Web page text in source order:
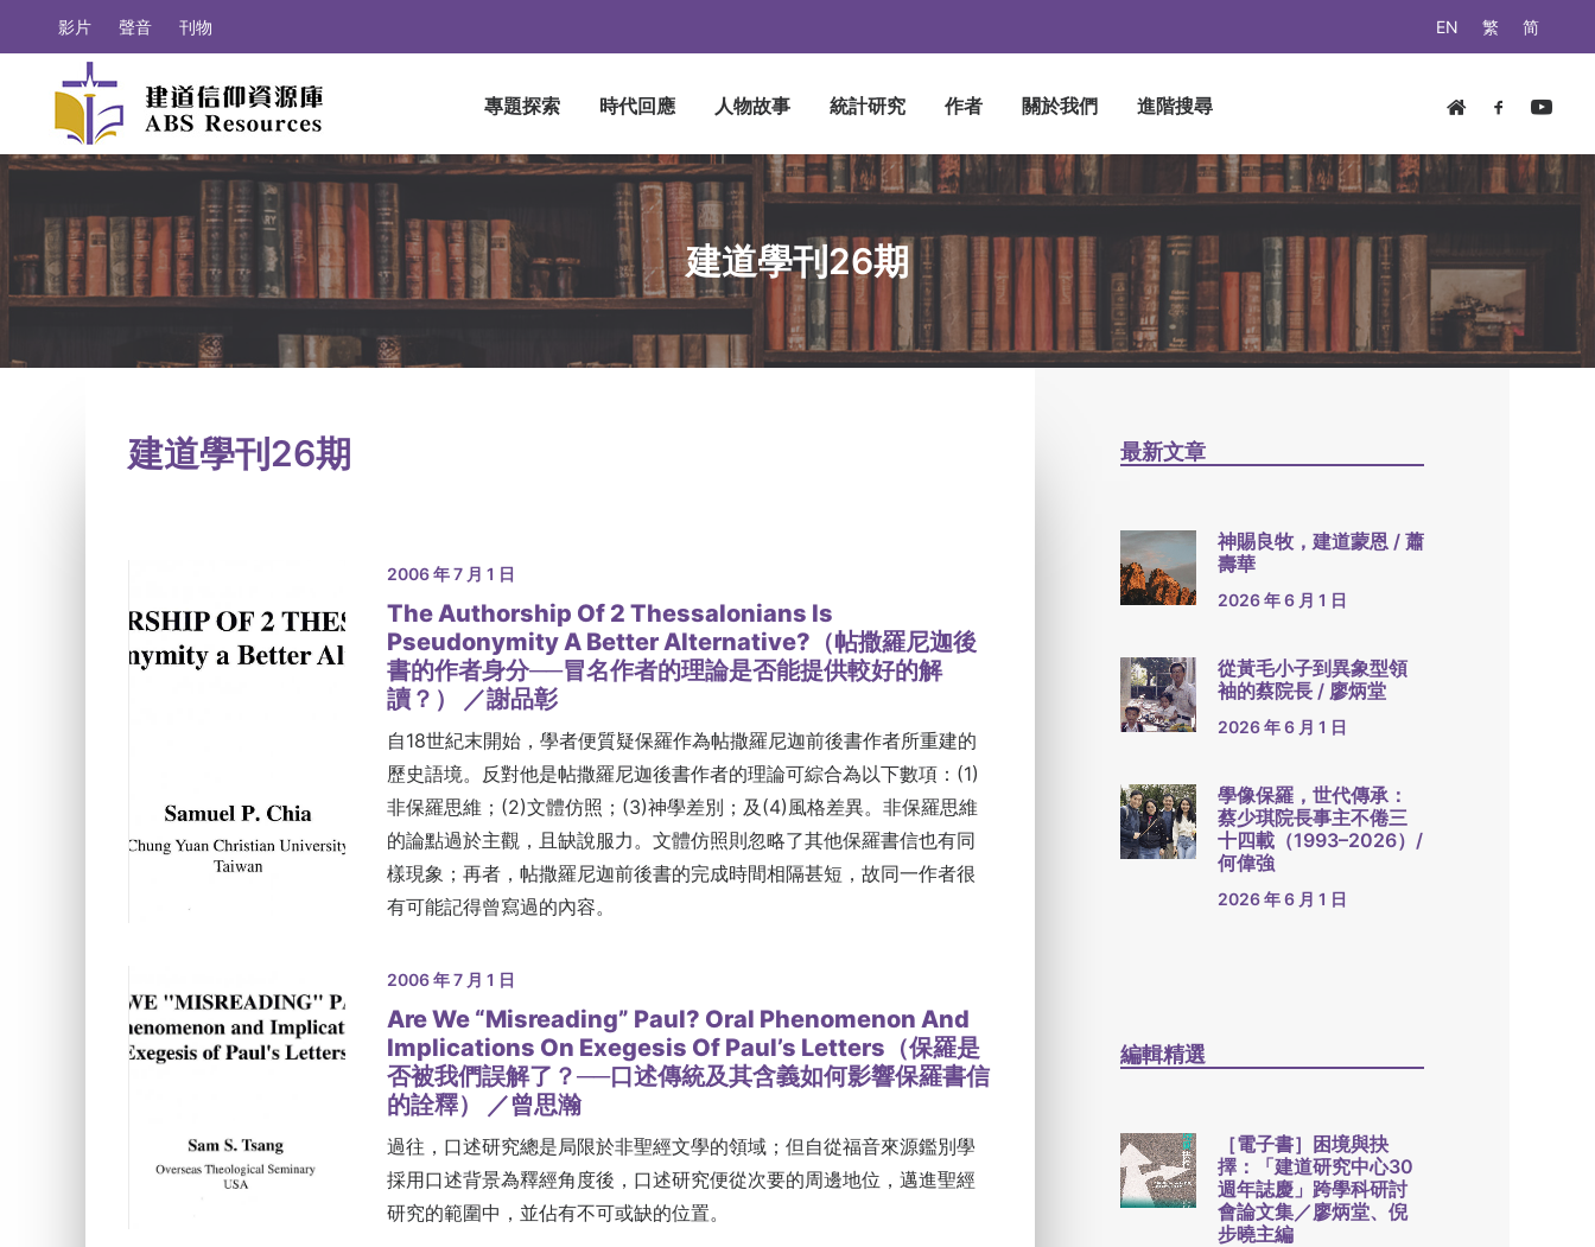
EN 繁 简
影片 聲音 刊物
專題探索 時代回應 人物故事 統計研究 作者 關於我們 進階搜尋
建道學刊26期
建道學刊26期
2006 年 7 月 1 日
The Authorship Of 2 Thessalonians Is
Pseudonymity A Better Alternative?（帖撒羅尼迦後
書的作者身分──冒名作者的理論是否能提供較好的解
讀？） ／謝品彰
自18世紀末開始，學者便質疑保羅作為帖撒羅尼迦前後書作者所重建的
歷史語境。反對他是帖撒羅尼迦後書作者的理論可綜合為以下數項：(1)
非保羅思維；(2)文體仿照；(3)神學差別；及(4)風格差異。非保羅思維
的論點過於主觀，且缺說服力。文體仿照則忽略了其他保羅書信也有同
樣現象；再者，帖撒羅尼迦前後書的完成時間相隔甚短，故同一作者很
有可能記得曾寫過的內容。
2006 年 7 月 1 日
Are We “Misreading” Paul? Oral Phenomenon And
Implications On Exegesis Of Paul’s Letters（保羅是
否被我們誤解了？──口述傳統及其含義如何影響保羅書信
的詮釋） ／曾思瀚
過往，口述研究總是局限於非聖經文學的領域；但自從福音來源鑑別學
採用口述背景為釋經角度後，口述研究便從次要的周邊地位，邁進聖經
研究的範圍中，並佔有不可或缺的位置。
最新文章
神賜良牧，建道蒙恩 / 蕭
壽華
2026 年 6 月 1 日
從黃毛小子到異象型領
袖的蔡院長 / 廖炳堂
2026 年 6 月 1 日
學像保羅，世代傳承：
蔡少琪院長事主不倦三
十四載（1993–2026）/
何偉強
2026 年 6 月 1 日
編輯精選
［電子書］困境與抉
擇：「建道研究中心30
週年誌慶」跨學科研討
會論文集／廖炳堂、倪
步曉主編